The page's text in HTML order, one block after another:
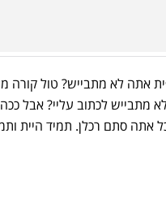
אתה לא מתבייש? טול קורה
מתבייש לכתוב עליי? אבל
אתה סתם רכלן. תמיד היית